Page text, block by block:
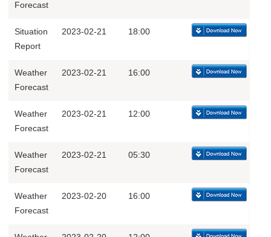
Forecast
Situation
Report
2023-02-21 18:00
Weather
Forecast
2023-02-21 16:00
Weather
Forecast
2023-02-21 12:00
Weather
Forecast
2023-02-21 05:30
Weather
Forecast
2023-02-20 16:00